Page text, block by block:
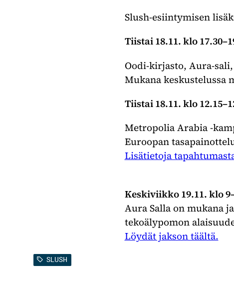
Slush-esiintymisen
Tiistai 18.11. klo
Oodi-kirjasto, Aura-
Mukana keskustelussa
Tiistai 18.11. klo
Metropolia Arabia -
Euroopan
Lisätietoja
Keskiviikko 19.11. klo
Aura Salla on mukana
tekoälypomon
Löydät jakson täältä.
SLUSH